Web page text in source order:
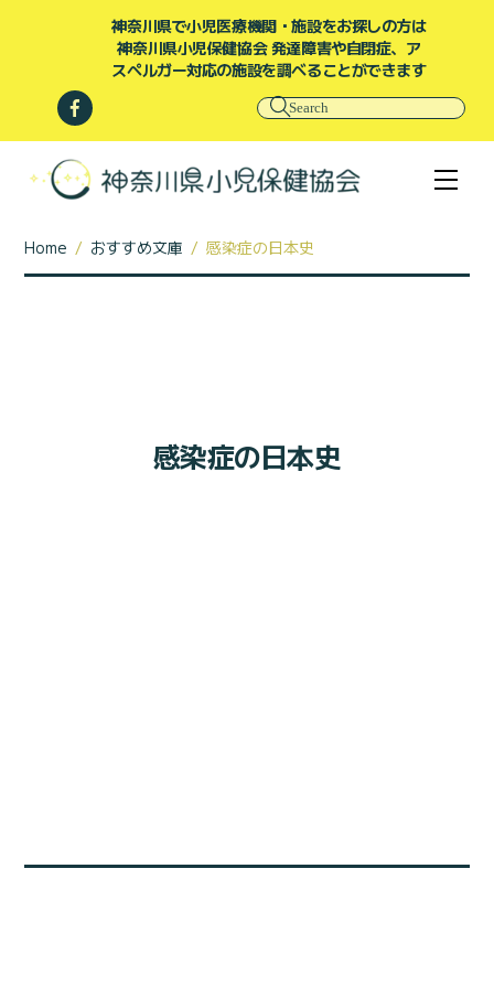
神奈川県で小児医療機関・施設をお探しの方は
神奈川県小児保健協会 発達障害や自閉症、ア
スペルガー対応の施設を調べることができます
Facebook
Home / おすすめ文庫 / 感染症の日本史
感染症の日本史